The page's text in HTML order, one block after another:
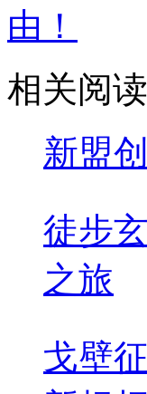
¥9800
【心
上一篇：
下一篇：
由！
相关阅读